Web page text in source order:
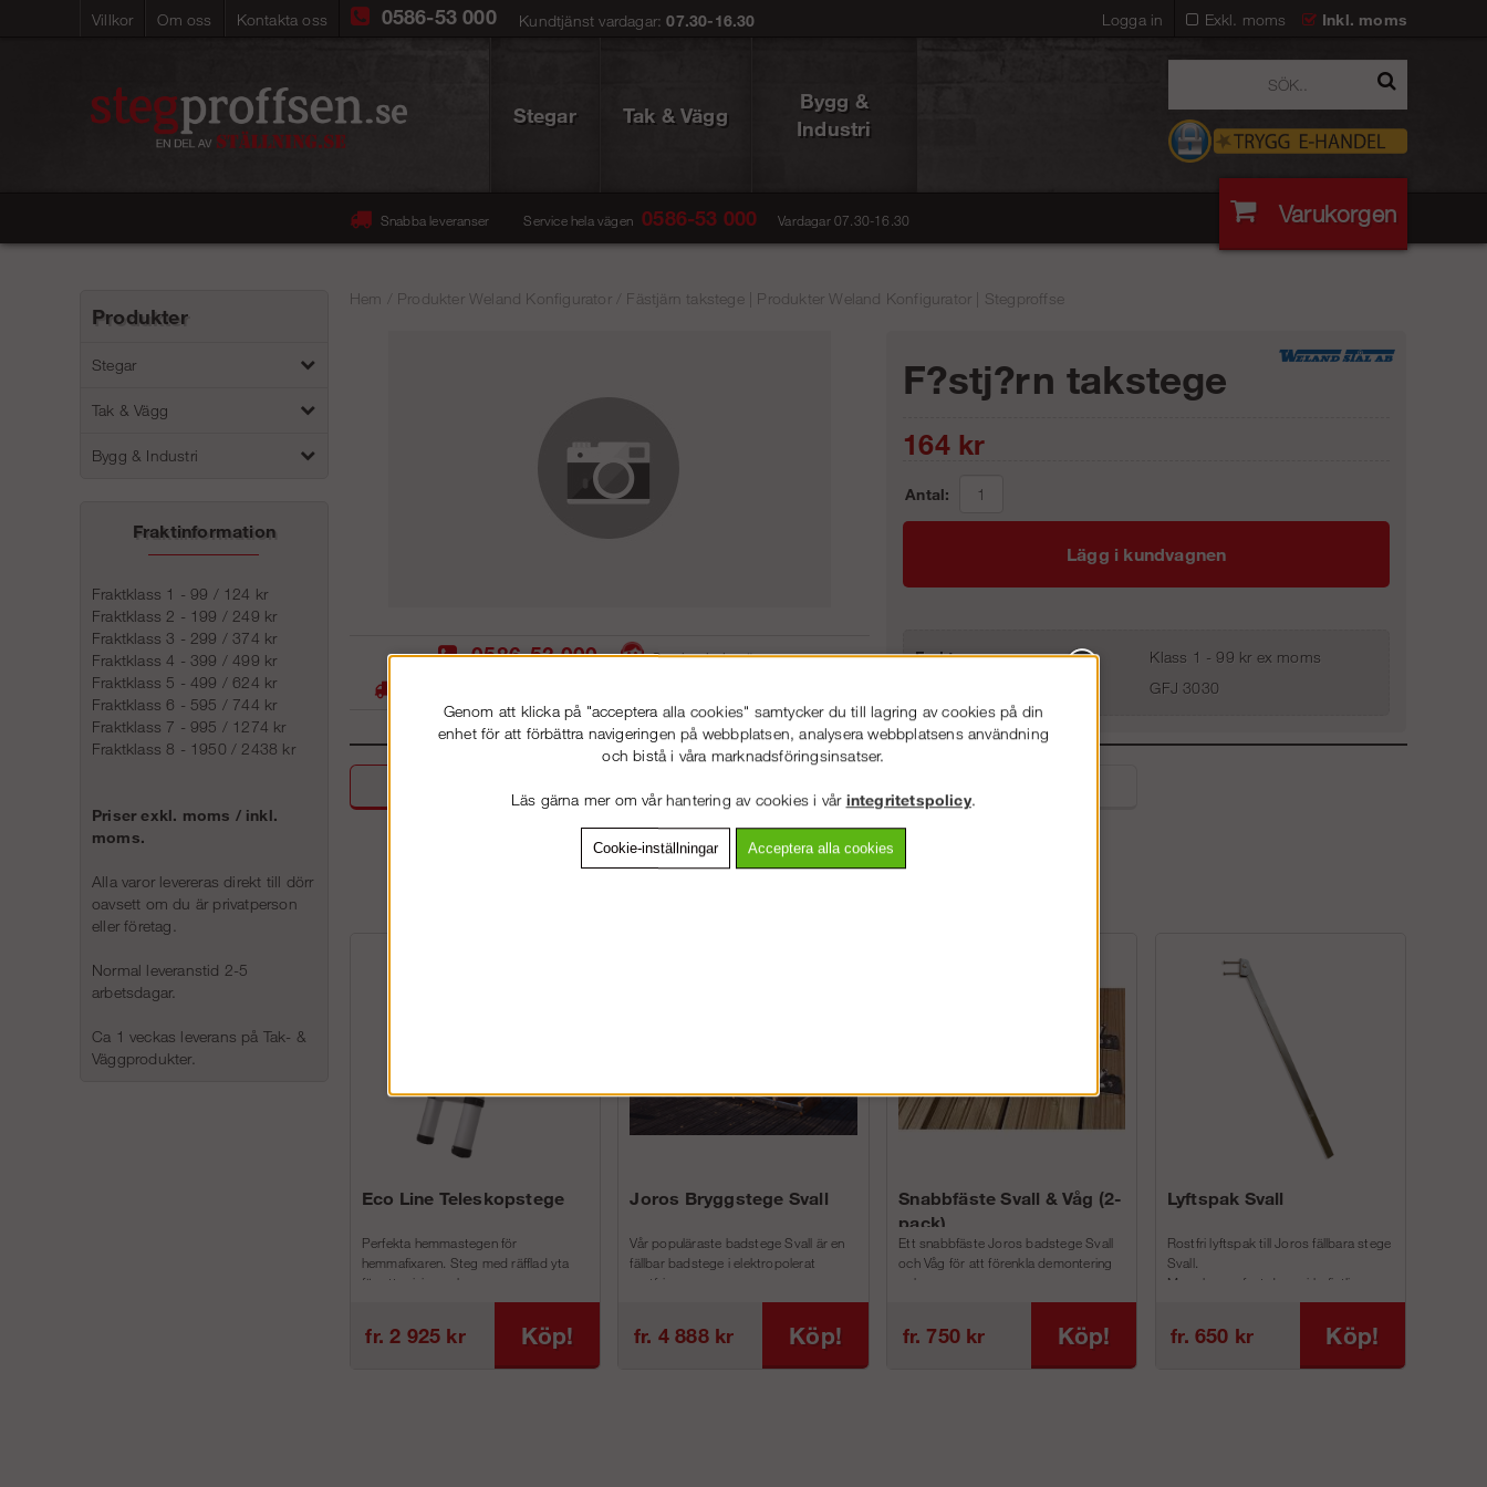
Villkor Om oss Kontakta oss Exkl. moms Inkl. moms
0586-53 000 Kundtjänst vardagar:07.30-16.30 Logga in
Stegar Tak & Vägg
Bygg &
Industri
Snabba leveranser Service hela vägen 0586-53 000 Vardagar 07.30-16.30 Varukorgen
Produkter
Stegar
Tak & Vägg
Bygg & Industri
Fraktinformation
Fraktklass 1 - 99 / 124 kr
Fraktklass 2 - 199 / 249 kr
Fraktklass 3 - 299 / 374 kr
Fraktklass 4 - 399 / 499 kr
Fraktklass 5 - 499 / 624 kr
Fraktklass 6 - 595 / 744 kr
Fraktklass 7 - 995 / 1274 kr
Fraktklass 8 - 1950 / 2438 kr
Priser exkl. moms / inkl.
moms.
Alla varor levereras direkt till dörr
oavsett om du är privatperson
eller företag.
Normal leveranstid 2-5
arbetsdagar.
Ca 1 veckas leverans på Tak- &
Väggprodukter.
Hem Produkter Weland Konfigurator/ Fästjärn takstege | Produkter Weland Konfigurator | Stegproffse
0586-53 000
Service hela vägen
F?stj?rn takstege
164kr
Antal:
Lägg i kundvagnen
Frakt:
Klass 1 - 99 kr ex moms
GFJ 3030
Andra köpte även
Eco Line Teleskopstege
Perfekta hemmastegen för
hemmafixaren. Steg med räfflad yta
för att minimera h...
fr. 2 925 kr Köp!
Joros Bryggstege Svall
Vår populäraste badstege Svall är en
fällbar badstege i elektropolerat
rostfri...
fr. 4 888 kr Köp!
Snabbfäste Svall & Våg (2-
pack)
Ett snabbfäste Joros badstege Svall
och Våg för att förenkla demontering
och m...
fr. 750 kr Köp!
Lyftspak Svall
Rostfri lyftspak till Joros fällbara stege
Svall.
Man skruvar fast denna i befintliga
fr. 650 kr Köp!
Genom att klicka på "acceptera alla cookies" samtycker du till lagring av cookies på din
enhet för att förbättra navigeringen på webbplatsen, analysera webbplatsens användning
och bistå i våra marknadsföringsinsatser.
Läs gärna mer om vår hantering av cookies i vår integritetspolicy.
Cookie-inställningar Acceptera alla cookies
VÄNLIGEN VÄLJ PRIVAT ELLER FÖRETAG NEDAN.